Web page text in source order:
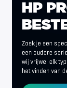
HP
Zoek je een
een oudere
wij vrijwel elk
het vinden van